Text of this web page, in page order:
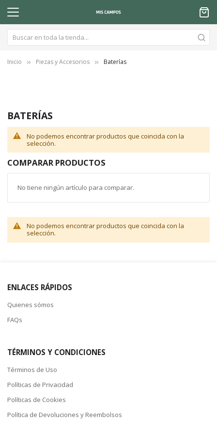
Inicio Piezas y Accesorios Baterías
BATERÍAS
No podemos encontrar productos que coincida con la
selección.
COMPARAR PRODUCTOS
No tiene ningún artículo para comparar.
No podemos encontrar productos que coincida con la
selección.
ENLACES RÁPIDOS
Quienes sómos
FAQs
TÉRMINOS Y CONDICIONES
Términos de Uso
Políticas de Privacidad
Políticas de Cookies
Política de Devoluciones y Reembolsos